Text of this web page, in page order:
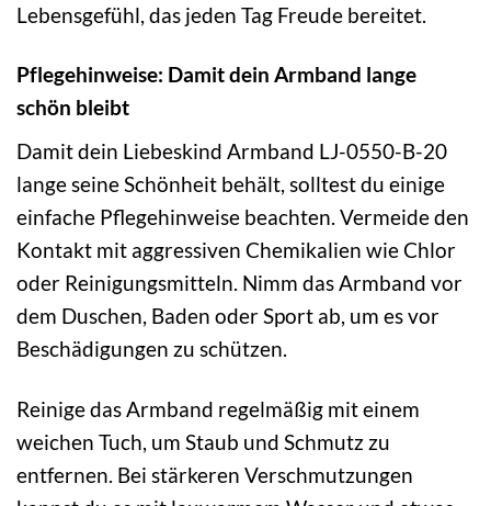
Lebensgefühl, das jeden Tag Freude bereitet.
Pflegehinweise: Damit dein Armband lange
schön bleibt
Damit dein Liebeskind Armband LJ-0550-B-20
lange seine Schönheit behält, solltest du einige
einfache Pflegehinweise beachten. Vermeide den
Kontakt mit aggressiven Chemikalien wie Chlor
oder Reinigungsmitteln. Nimm das Armband vor
dem Duschen, Baden oder Sport ab, um es vor
Beschädigungen zu schützen.
Reinige das Armband regelmäßig mit einem
weichen Tuch, um Staub und Schmutz zu
entfernen. Bei stärkeren Verschmutzungen